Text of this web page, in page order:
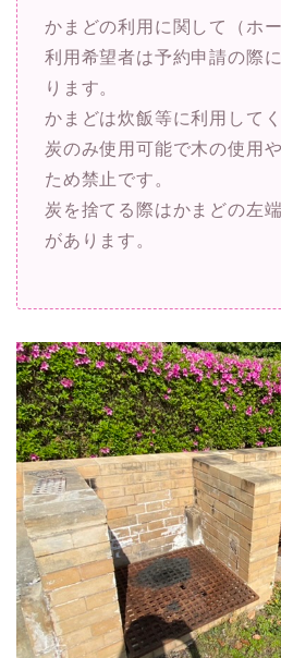
かまどの利用に関して（ホ
利用希望者は予約申請の際
ります。
かまどは炊飯等に利用してく
炭のみ使用可能で木の使用
ため禁止です。
炭を捨てる際はかまどの左
があります。